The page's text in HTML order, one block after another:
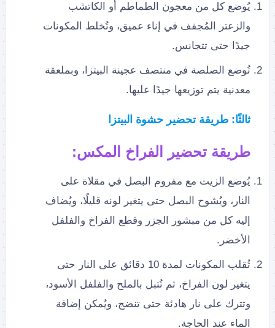
يُوضع كل من معجون الطماطم أو الكاتشب
والزعتر المُجفف في إناء عميق، وتُخلط المكونات
جيدًا حتى تتجانس.
تُوضع الصلصة في منتصف عجينة البيتزا، وبملعقة
معدنية يتم توزيعها جيدًا عليها.
ثالثًا: طريقة تحضير حشوة البيتزا
طريقة تحضير الفراخ المكس:
يُوضع الزيت مع مفروم البصل في مقلاة على
النار، ويُشوح البصل حتى يتغير لونه قليلًا، ويُضاف
إليه كل من مبشور الجزر وقطع الفراخ والفلفل
الأخضر.
تُقلب المكونات لمدة 10 دقائق على النار حتى
يتغير لون الفراخ، ثم تُتبل بالملح والفلفل الأسود،
وتترك على نار هادئة حتى تنضج، ويُمكن إضافة
الماء عند الحاجة.